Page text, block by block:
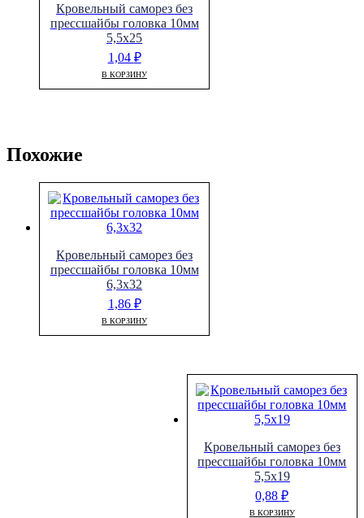
Кровельный саморез без
прессшайбы головка 10мм
5,5х25
1,04 ₽
В КОРЗИНУ
Похожие
Кровельный саморез без
прессшайбы головка 10мм
6,3х32
1,86 ₽
В КОРЗИНУ
Кровельный саморез без
прессшайбы головка 10мм
5,5х19
0,88₽
В КОРЗИНУ